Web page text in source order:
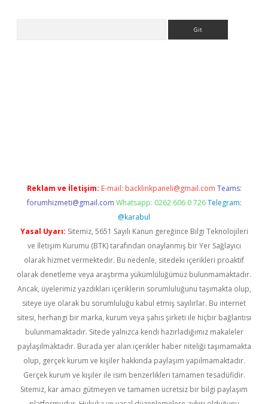
Reklam ve İletişim: E-mail: backlinkpaneli@gmail.com Teams:
forumhizmeti@gmail.com Whatsapp: 0262 606 0 726 Telegram:
@karabul
Yasal Uyarı: Sitemiz, 5651 Sayılı Kanun gereğince Bilgi Teknolojileri
ve İletişim Kurumu (BTK) tarafından onaylanmış bir Yer Sağlayıcı
olarak hizmet vermektedir. Bu nedenle, sitedeki içerikleri proaktif
olarak denetleme veya araştırma yükümlülüğümüz bulunmamaktadır.
Ancak, üyelerimiz yazdıkları içeriklerin sorumluluğunu taşımakta olup,
siteye üye olarak bu sorumluluğu kabul etmiş sayılırlar. Bu internet
sitesi, herhangi bir marka, kurum veya şahıs şirketi ile hiçbir bağlantısı
bulunmamaktadır. Sitede yalnızca kendi hazırladığımız makaleler
paylaşılmaktadır. Burada yer alan içerikler haber niteliği taşımamakta
olup, gerçek kurum ve kişiler hakkında paylaşım yapılmamaktadır.
Gerçek kurum ve kişiler ile isim benzerlikleri tamamen tesadüfidir.
Sitemiz, kar amacı gütmeyen ve tamamen ücretsiz bir bilgi paylaşım